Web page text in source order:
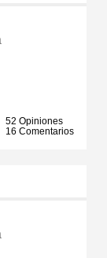
52 Opiniones
16 Comentarios